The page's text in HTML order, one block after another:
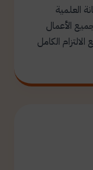
العلمية
الأعمال
الكامل